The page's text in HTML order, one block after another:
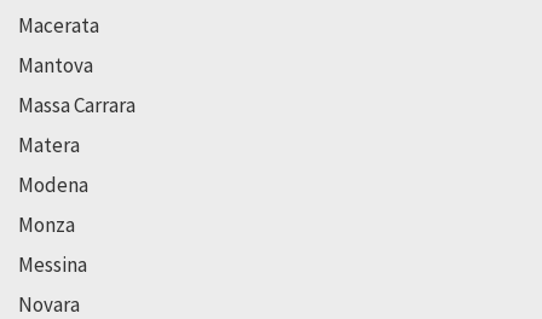
Macerata
Mantova
Massa Carrara
Matera
Modena
Monza
Messina
Novara